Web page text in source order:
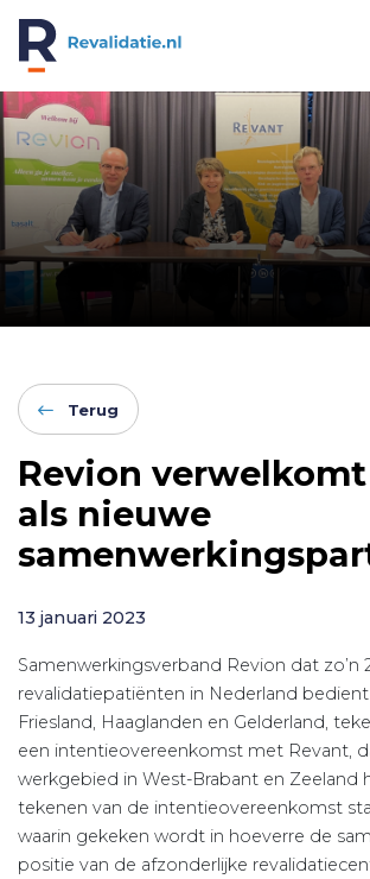
REVALIDATIE.NL
Terug
Revion
als nieuwe
13 januari 2023
Samenwerkingsverband Revion dat zo’n
revalidatiepatiënten in Nederland bedient
Friesland, Haaglanden en Gelderland,
een intentieovereenkomst met Revant,
werkgebied in West-Brabant en Zeeland
tekenen van de intentieovereenkomst
waarin gekeken wordt in hoeverre de
positie van de afzonderlijke